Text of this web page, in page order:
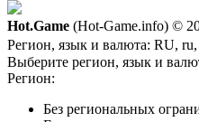
Hot.Game (Hot-Game.info) ©
Регион, язык и валюта: RU,
Выберите регион, язык и
Регион:
Без региональных